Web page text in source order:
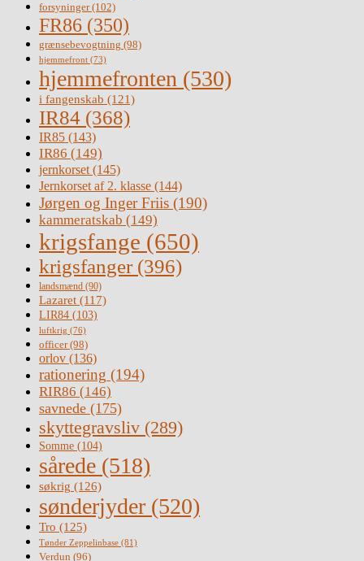
forsyninger(102)
FR86 (350)
grænsebevogtning (98)
hjemmefront (73)
hjemmefronten (530)
i fangenskab (121)
IR84 (368)
IR85 (143)
IR86 (149)
jernkorset(145)
Jernkorset af 2. klasse (144)
Jørgen og Inger Friis (190)
kammeratskab (149)
krigsfange (650)
krigsfanger (396)
landsmænd (90)
Lazaret (117)
LIR84 (103)
luftkrig (76)
officer(98)
orlov (136)
rationering (194)
RIR86 (146)
savnede (175)
skyttegravsliv (289)
Somme (104)
sårede (518)
søkrig (126)
sønderjyder (520)
Tro (125)
Tønder Zeppelinbase (81)
Verdun (96)